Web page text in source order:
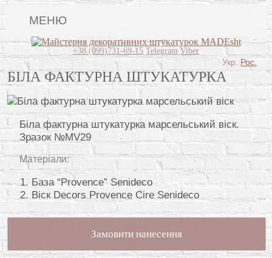
МЕНЮ
Lincrusta
Види штукатурок
Поклейка шпалер
Картини
Декоративні панно
Відео
Питання-відповідь
Про нас
+38 (099)731-69-15 Telegram Viber
БІЛА ФАКТУРНА ШТУКАТУРКА
Біла фактурна штукатурка марсельський віск.
Зразок №MV29
Матеріали:
База “Provence” Senideco
Віск Decors Provence Cire Senideco
Замовити нанесення
Укр. Рос.